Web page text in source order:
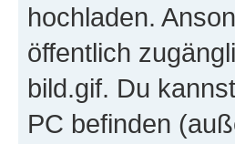
hochladen.
öffentlich
bild.gif. Du
PC befinden